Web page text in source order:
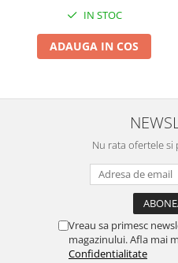
curatat, Impotriva
Samponului, pentru Ochi si
Urechi, TPE+PP, Galbena
IN STOC
ADAUGA IN COS
Nu rata ofertele
Vreau sa primesc
magazinului. Afla mai
Confidentialitate